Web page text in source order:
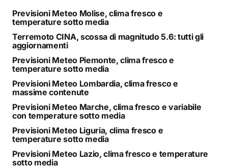
Previsioni Meteo Molise, clima fresco e
temperature sotto media
Terremoto CINA, scossa di magnitudo 5.6: tutti gli
aggiornamenti
Previsioni Meteo Piemonte, clima fresco e
temperature sotto media
Previsioni Meteo Lombardia, clima fresco e
massime contenute
Previsioni Meteo Marche, clima fresco e variabile
con temperature sotto media
Previsioni Meteo Liguria, clima fresco e
temperature sotto media
Previsioni Meteo Lazio, clima fresco e temperature
sotto media